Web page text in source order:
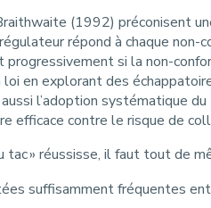
(1992) préconisent
répond à chaque non-
progressivement si la non-
en explorant des
l’adoption systématique
efficace contre le risque de
tac » réussisse, il faut tout de
suffisamment fréquentes